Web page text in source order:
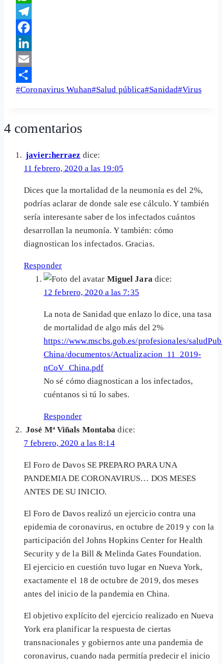
WhatsApp
Telegram
Facebook
LinkedIn
Email
Share
Etiquetas
entrada:
#Coronavirus Wuhan#Salud pública#Sanidad#Virus
4 comentarios
javier:herraez dice:
11 febrero, 2020 a las 19:05
Dices que la mortalidad de la neumonía es del 2%,
podrías aclarar de donde sale ese cálculo. Y también
sería interesante saber de los infectados cuántos
desarrollan la neumonía. Y también: cómo
diagnostican los infectados. Gracias.
Responder
Miguel Jara dice:
12 febrero, 2020 a las 7:35
La nota de Sanidad que enlazo lo dice, una tasa
de mortalidad de algo más del 2%
https://www.mscbs.gob.es/profesionales/
China/documentos/Actualizacion_11_2019-
nCoV_China.pdf
No sé cómo diagnostican a los infectados,
cuéntanos si tú lo sabes.
Responder
José Mª Viñals Montaba dice:
7 febrero, 2020 a las 8:14
El Foro de Davos SE PREPARO PARA UNA
PANDEMIA DE CORONAVIRUS… DOS MESES
ANTES DE SU INICIO‎.
El Foro de Davos realizó un ejercicio contra una
‎epidemia de coronavirus, en octubre de 2019 y con la
participación del Johns Hopkins Center for Health
Security y de la ‎Bill & Melinda Gates Foundation. ‎
El ejercicio en cuestión tuvo lugar en Nueva York,
exactamente el 18 de octubre de 2019, ‎dos meses
antes del inicio de la pandemia en China.
El objetivo explícito del ejercicio realizado en Nueva
York era planificar la respuesta de ciertas
transnacionales y gobiernos ante una pandemia de
coronavirus, cuando nada permitía predecir el ‎inicio